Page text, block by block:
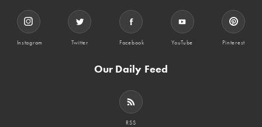
Instagram Twitter Facebook YouTube Pinterest
Our Daily Feed
RSS